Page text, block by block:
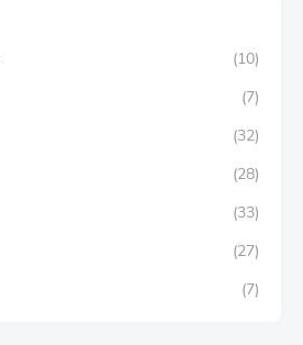
(10)
(7)
(32)
(28)
(33)
(27)
(7)